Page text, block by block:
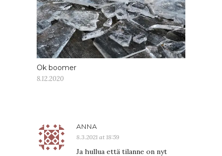
Ok boomer
8.12.2020
ANNA
8.3.2021 at 18:59
Ja hullua että tilanne on nyt